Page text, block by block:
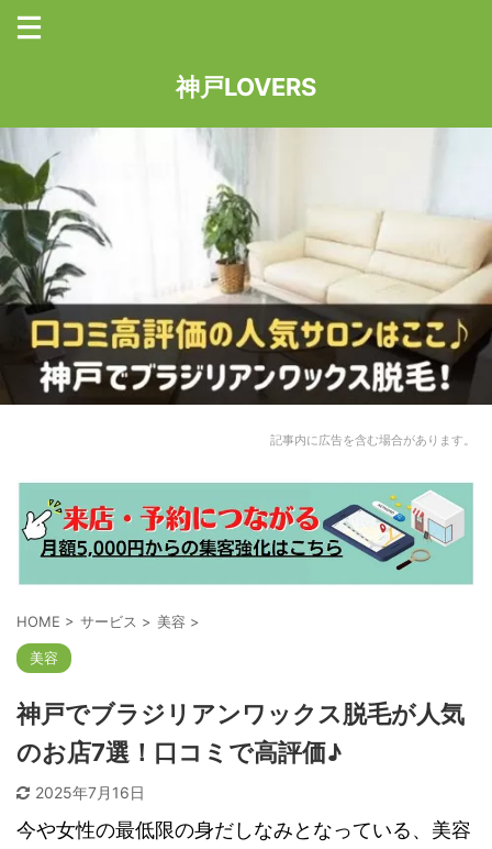
神戸LOVERS
記事内に広告を含む場合があります。
HOME > サービス > 美容 >
美容
神戸でブラジリアンワックス脱毛が人気
のお店7選！口コミで高評価♪
2025年7月16日
今や女性の最低限の身だしなみとなっている、美容